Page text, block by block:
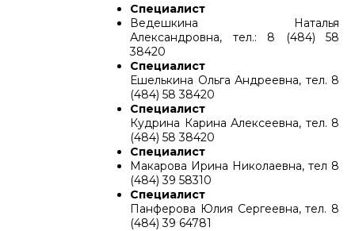
Специалист
Ведешкина Наталья
Александровна, тел.: 8 (484) 58
38420
Специалист
Ешелькина Ольга Андреевна, тел. 8
(484) 58 38420
Специалист
Кудрина Карина Алексеевна, тел. 8
(484) 58 38420
Специалист
Макарова Ирина Николаевна, тел 8
(484) 39 58310
Специалист
Панферова Юлия Сергеевна, тел. 8
(484) 39 64781